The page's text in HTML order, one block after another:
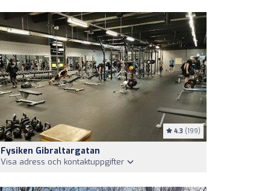
4.3 (199)
Fysiken Gibraltargatan
Visa adress och kontaktuppgifter